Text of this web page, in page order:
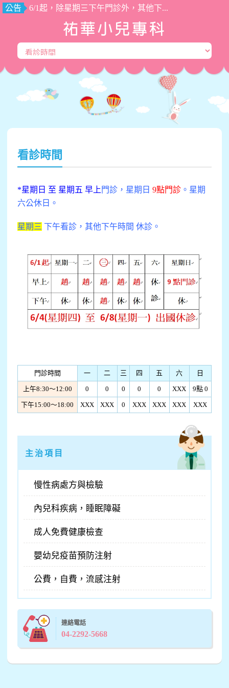
公告 6/1起，除星期三下午門診外，其他下...
看診時間
*星期日 至 星期五 早上 門診，星期日 9點門診。星期
六公休日。
星期三 下午看診，其他下午時間 休診。
門診時間 一 二 三 四 五 六 日
上午8:30～12:00 0 0 0 0 0 XXX 9點 0
下午15:00〜18:00 XXX XXX 0 XXX XXX XXX XXX
主治項目
慢性病處方與檢驗
內兒科疾病，睡眠障礙
成人免費健康檢查
嬰幼兒疫苗預防注射
公費，自費，流感注射
連絡電話
04-2292-5668